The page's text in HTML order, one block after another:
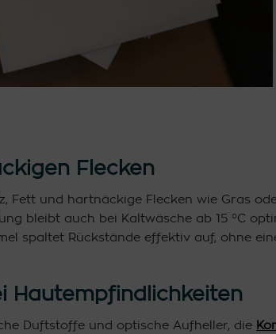
Flecken
und hartnäckige Flecken wie Gras
bleibt auch bei Kaltwäsche ab 15 °C
spaltet Rückstände effektiv auf, ohne
Hautempfindlichkeiten
Duftstoffe und optische Aufheller, die